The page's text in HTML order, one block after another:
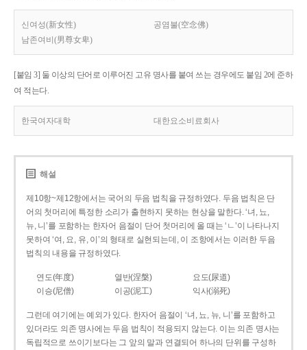
신여성(新女性)
공염불(空念佛)
남존여비(男尊女卑)
[붙임 3] 둘 이상의 단어로 이루어진 고유 명사를 붙여 쓰는 경우에도 붙임 2에 준하
여 적는다.
한국여자대학 대한요소비료회사
해설
제10항~제12항에서는 국어의 두음 법칙을 규정하였다. 두음 법칙은 단
어의 첫머리에 특정한 소리가 출현하지 못하는 현상을 말한다. ‘녀, 뇨,
뉴, 니’를 포함하는 한자어 음절이 단어 첫머리에 올 때는 ‘ㄴ’이 나타나지
못하여 ‘여, 요, 유, 이’의 형태로 실현되는데, 이 조항에서는 이러한 두음
법칙의 내용을 규정하였다.
연도(年度) 열반(涅槃)
요도(尿道)
이승(尼僧)
이공(泥工) 익사(溺死)
그런데 여기에는 예외가 있다. 한자어 음절이 ‘녀, 뇨, 뉴, 니’를 포함하고
있더라도 의존 명사에는 두음 법칙이 적용되지 않는다. 이는 의존 명사는
독립적으로 쓰이기보다는 그 앞의 말과 연결되어 하나의 단위를 구성하